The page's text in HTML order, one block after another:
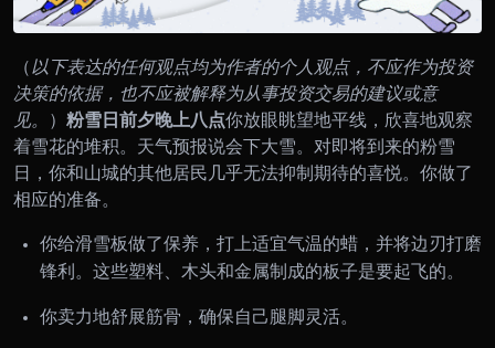
（ 以下表达的任何观点均为作者的个人观点，不应作为投资
决策的依据，也不应被解释为从事投资交易的建议或意
见。 ） 粉雪日前夕晚上八点你放眼眺望地平线，欣喜地观察
着雪花的堆积。天气预报说会下大雪。对即将到来的粉雪
日，你和山城的其他居民几乎无法抑制期待的喜悦。 你做了
相应的准备。
你给滑雪板做了保养，打上适宜气温的蜡，并将边刃打磨
锋利。这些塑料、木头和金属制成的板子是要起飞的。
你卖力地舒展筋骨，确保自己腿脚灵活。